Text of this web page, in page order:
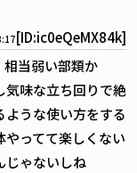
[ID:ic0eQeMX84k]
当弱い部類か
味な立ち回りで絶
うな使い方をする
ってて楽しくない
じゃないしね